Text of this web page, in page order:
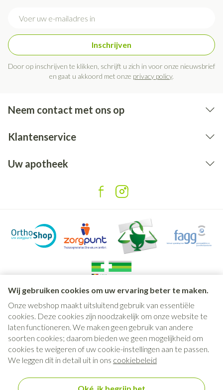
Wij gebruiken cookies om uw ervaring beter te maken.
Onze webshop maakt uitsluitend gebruik van essentiële
cookies. Deze cookies zijn noodzakelijk om onze website te
laten functioneren. We maken geen gebruik van andere
soorten cookies; daarom bieden we geen mogelijkheid om
cookies te weigeren of uw cookie-instellingen aan te passen.
We leggen dit in detail uit in ons cookiebeleid
Inschrijven
Door op inschrijven te klikken, schrijft u zich in voor onze nieuwsbrief
en gaat u akkoord met onze privacy policy.
Neem contact met ons op
Klantenservice
Uw apotheek
Juridische links